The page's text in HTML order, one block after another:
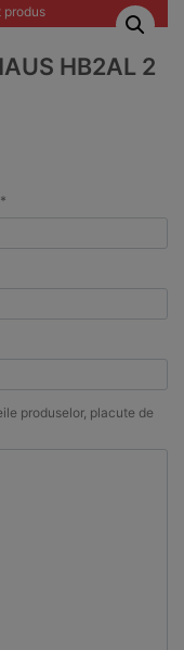
produs
HB2AL 2
produselor, placute de